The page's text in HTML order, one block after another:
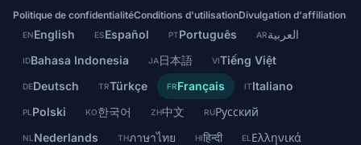
Politique de confidentialitéConditions d'utilisationDivulgation d'affiliation
ENEnglish ESEspañol PTPortuguês ARالعربية
IDBahasa Indonesia JA日本語 VITiếng Việt
DEDeutsch TRTürkçe FRFrançais ITItaliano
PL Polski KO한국어 ZH中文 RUРусский
NL Nederlands THภาษาไทย HIहिन्दी EL Ελληνικά